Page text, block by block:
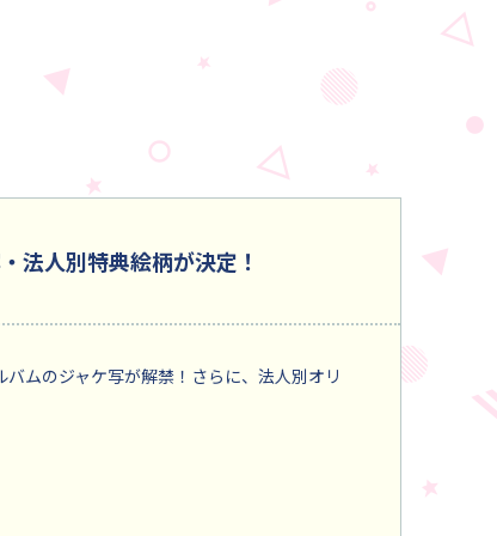
法人別特典絵柄が決定！
ムのジャケ写が解禁！さらに、法人別オリ